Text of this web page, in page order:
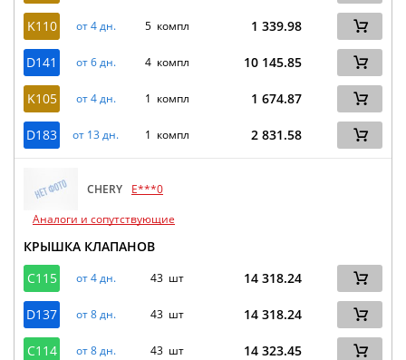
K110 от 4 дн. 5 компл 1 339.98
D141 от 6 дн. 4 компл 10 145.85
K105 от 4 дн. 1 компл 1 674.87
D183 от 13 дн. 1 компл 2 831.58
CHERY
E***0
Аналоги и сопутствующие
КРЫШКА КЛАПАНОВ
C115
от 4 дн. 43 шт 14 318.24
D137 от 8 дн. 43 шт 14 318.24
C114 от 8 дн. 43 шт 14 323.45